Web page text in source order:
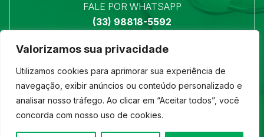
Valorizamos sua privacidade
Utilizamos cookies para aprimorar sua experiência de
navegação, exibir anúncios ou conteúdo personalizado e
analisar nosso tráfego. Ao clicar em “Aceitar todos”, você
concorda com nosso uso de cookies.
FALE POR WHATSAPP
(33) 98818-5592
LOCALIZAÇÃO